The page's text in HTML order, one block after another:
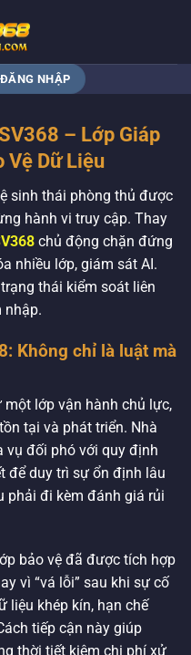
ĐĂNG NHẬP
– Lớp Giáp
Vệ Dữ Liệu
sinh thái phòng thủ được
hành vi truy cập. Thay
chủ động chặn đứng
nhiều lớp, giám sát AI.
thái kiểm soát liên
nhập.
Không chỉ là luật mà
một lớp vận hành chủ lực,
tại và phát triển. Nhà
vụ đối phó với quy định
để duy trì sự ổn định lâu
phải đi kèm đánh giá rủi
bảo vệ đã được tích hợp
vì “vá lỗi” sau khi sự cố
liệu khép kín, hạn chế
tiếp cận này giúp
thời tiết kiệm chi phí xử